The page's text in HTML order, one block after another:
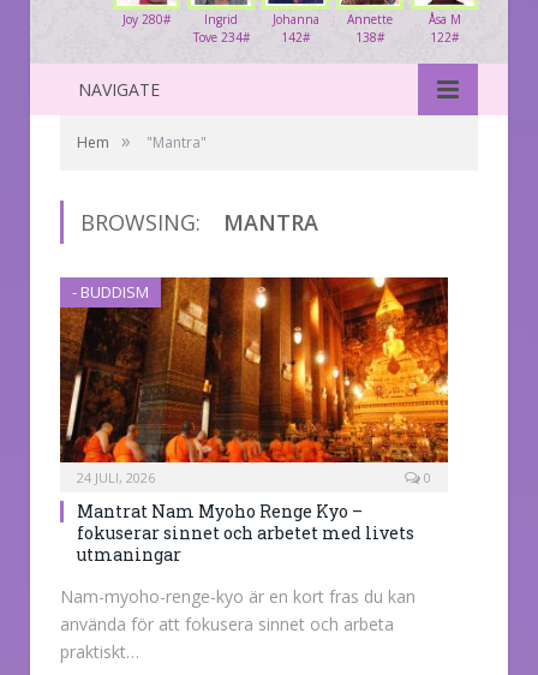
Åsa M
122#
Annette
138#
Johanna
142#
Ingrid
Tove 234#
Joy 280#
NAVIGATE
Hem » "Mantra"
BROWSING: MANTRA
- BUDDISM
24 JULI, 2026 0
Mantrat Nam Myoho Renge Kyo –
fokuserar sinnet och arbetet med livets
utmaningar
Nam-myoho-renge-kyo är en kort fras du kan
använda för att fokusera sinnet och arbeta
praktiskt…